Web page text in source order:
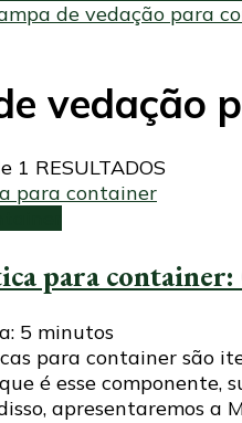
de vedação para
vedação
1 RESULTADOS
para
5 minutos
para container são
é esse
apresentaremos a